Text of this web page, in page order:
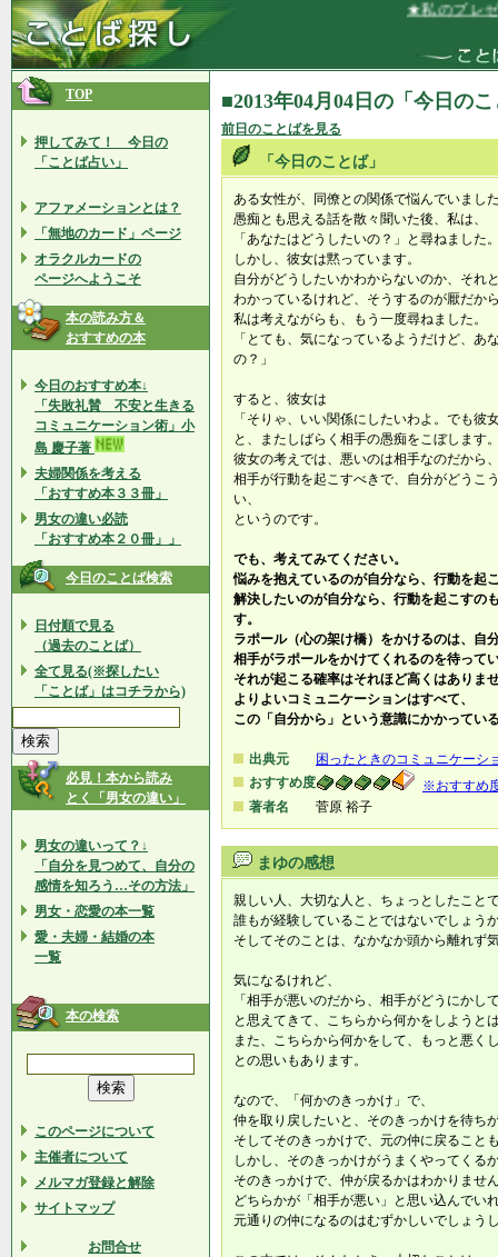
★私のプレゼ
TOP
押してみて！ 今日の
「ことば占い」
アファメーションとは？
「無地のカード」ページ
オラクルカードの
ページへようこそ
本の読み方＆
おすすめの本
今日のおすすめ本↓
「失敗礼賛 不安と生きる
コミュニケーション術」小
島 慶子著
夫婦関係を考える
「おすすめ本３３冊」
男女の違い必読
「おすすめ本２０冊」」
今日のことば検索
日付順で見る
（過去のことば）
全て見る(※探したい
「ことば」はコチラから)
必見！本から読み
とく「男女の違い」
男女の違いって？↓
「自分を見つめて、自分の
感情を知ろう…その方法」
男女・恋愛の本一覧
愛・夫婦・結婚の本
一覧
本の検索
このページについて
主催者について
メルマガ登録と解除
サイトマップ
お問合せ
■2013年04月04日の「今日の
前日のことばを見る
「今日のことば」
ある女性が、同僚との関係で悩んでいまし
愚痴とも思える話を散々聞いた後、私は、
「あなたはどうしたいの？」と尋ねました
しかし、彼女は黙っています。
自分がどうしたいかわからないのか、それ
わかっているけれど、そうするのが厭だか
私は考えながらも、もう一度尋ねました。
「とても、気になっているようだけど、あ
の？」
すると、彼女は
「そりゃ、いい関係にしたいわよ。でも彼
と、またしばらく相手の愚痴をこぼします
彼女の考えでは、悪いのは相手なのだから
相手が行動を起こすべきで、自分がどうこ
い、
というのです。
でも、考えてみてください。
悩みを抱えているのが自分なら、行動を起
解決したいのが自分なら、行動を起こすの
す。
ラポール（心の架け橋）をかけるのは、自
相手がラポールをかけてくれるのを待って
それが起こる確率はそれほど高くはありま
よりよいコミュニケーションはすべて、
この「自分から」という意識にかかってい
出典元
困ったときのコミュニケーシ
おすすめ度
※おすすめ
著者名
菅原 裕子
まゆの感想
親しい人、大切な人と、ちょっとしたこと
誰もが経験していることではないでしょう
そしてそのことは、なかなか頭から離れず
気になるけれど、
「相手が悪いのだから、相手がどうにかし
と思えてきて、こちらから何かをしようと
また、こちらから何かをして、もっと悪く
との思いもあります。
なので、「何かのきっかけ」で、
仲を取り戻したいと、そのきっかけを待ち
そしてそのきっかけで、元の仲に戻ること
しかし、そのきっかけがうまくやってくる
そのきっかけで、仲が戻るかはわかりませ
どちらかが「相手が悪い」と思い込んでい
元通りの仲になるのはむずかしいでしょう